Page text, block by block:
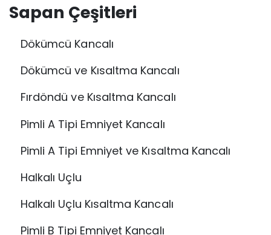
Sapan Çeşitleri
Dökümcü Kancalı
Dökümcü ve Kısaltma Kancalı
Fırdöndü ve Kısaltma Kancalı
Pimli A Tipi Emniyet Kancalı
Pimli A Tipi Emniyet ve Kısaltma Kancalı
Halkalı Uçlu
Halkalı Uçlu Kısaltma Kancalı
Pimli B Tipi Emniyet Kancalı